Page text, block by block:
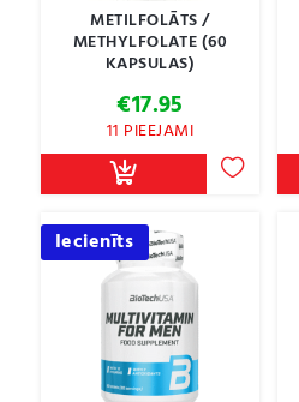
METILFOLĀTS /
METHYLFOLATE (60
KAPSULAS)
€17.95
11 PIEEJAMI
Iecienīts